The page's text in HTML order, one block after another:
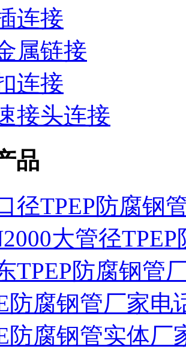
连接
属链接
连接
接头连接
品
径TPEP防腐钢
大管径
TPEP防腐钢管
防腐钢管厂家电
防腐钢管实体厂